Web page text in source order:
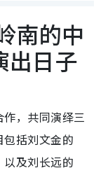
南的中
出日子
，共同演绎三
括刘文金的
以及刘长远的